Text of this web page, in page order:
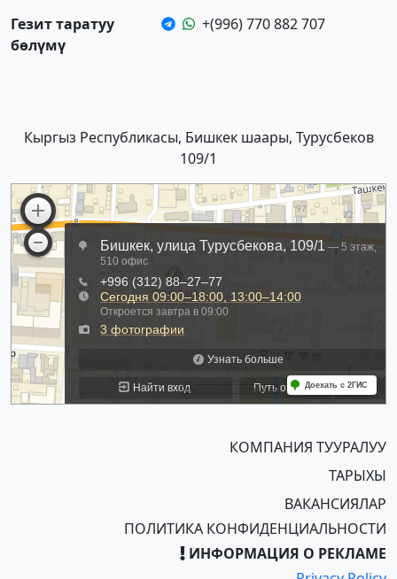
Гезит таратуу
бөлүмү
+(996) 770 882 707
Кыргыз Республикасы, Бишкек шаары, Турусбеков
109/1
КОМПАНИЯ ТУУРАЛУУ
ТАРЫХЫ
ВАКАНСИЯЛАР
ПОЛИТИКА КОНФИДЕНЦИАЛЬНОСТИ
ИНФОРМАЦИЯ О РЕКЛАМЕ